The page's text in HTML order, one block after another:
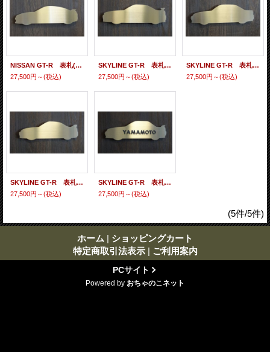
NISSAN GT-R 表札(R35)
27,500円～(税込)
SKYLINE GT-R 表札(R34)
27,500円～(税込)
SKYLINE GT-R 表札(R33 ATUTECH VERSION)
27,500円～(税込)
SKYLINE GT-R 表札(R33)
27,500円～(税込)
SKYLINE GT-R 表札(R32)
27,500円～(税込)
(5件/5件)
ホーム | ショッピングカート
特定商取引法表示 | ご利用案内
PCサイト
Powered by おちゃのこネット